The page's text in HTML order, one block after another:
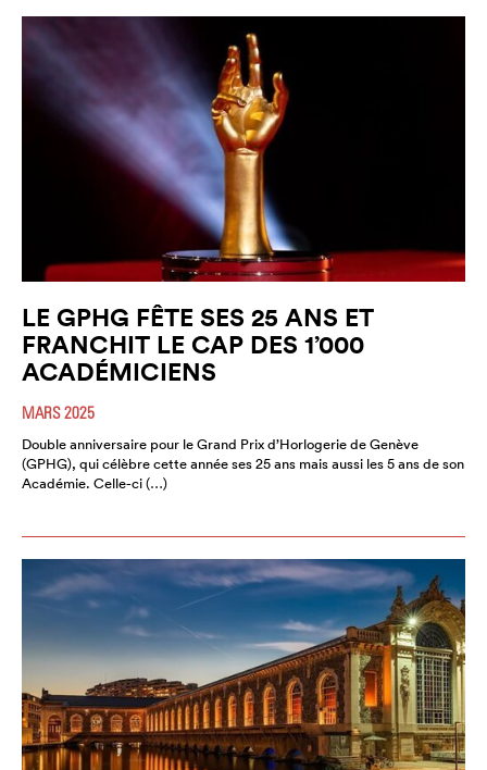
LE GPHG FÊTE SES 25 ANS ET
FRANCHIT LE CAP DES 1’000
ACADÉMICIENS
MARS 2025
Double anniversaire pour le Grand Prix d’Horlogerie de Genève
(GPHG), qui célèbre cette année ses 25 ans mais aussi les 5 ans de son
Académie. Celle-ci (…)